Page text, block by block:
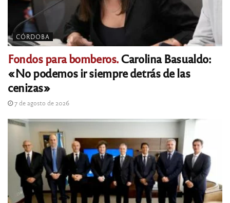
CÓRDOBA
Fondos para bomberos.Carolina Basualdo:
«No podemos ir siempre detrás de las
cenizas»
7 de agosto de 2026